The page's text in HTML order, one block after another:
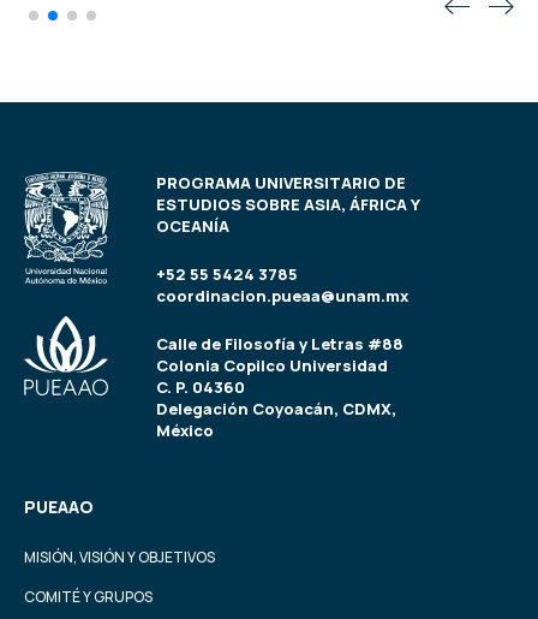
PROGRAMA UNIVERSITARIO DE
ESTUDIOS SOBRE ASIA, ÁFRICA Y
OCEANÍA
+52 55 5424 3785
coordinacion.pueaa@unam.mx
Calle de Filosofía y Letras #88
Colonia Copilco Universidad
C. P. 04360
Delegación Coyoacán, CDMX,
México
PUEAAO
MISIÓN, VISIÓN Y OBJETIVOS
COMITÉ Y GRUPOS